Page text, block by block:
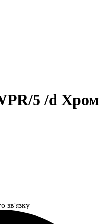
5 /d Хром
зв'язку